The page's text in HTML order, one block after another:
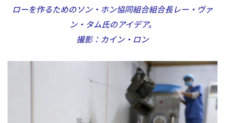
ローを作るためのソン・ホン協同組合組合長レー・ヴァ
ン・タム氏のアイデア。
撮影：カイン・ロン